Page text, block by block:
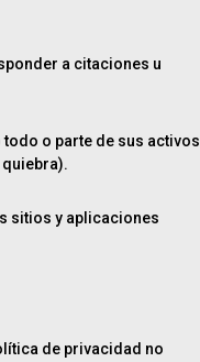
a citaciones u
o parte de sus activos
sitios y aplicaciones
de privacidad no